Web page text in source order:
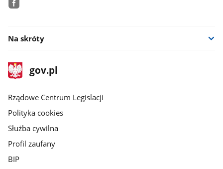
Na skróty
stopka
gov.plStrona
gov.pl
Rządowe Centrum Legislacji
Polityka cookies
Służba cywilna
Profil zaufany
BIP